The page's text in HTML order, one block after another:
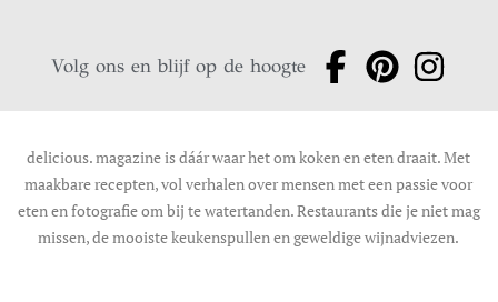
Volg ons en blijf op de hoogte
delicious. magazine is dáár waar het om koken en eten draait. Met
maakbare recepten, vol verhalen over mensen met een passie voor
eten en fotografie om bij te watertanden. Restaurants die je niet mag
missen, de mooiste keukenspullen en geweldige wijnadviezen.